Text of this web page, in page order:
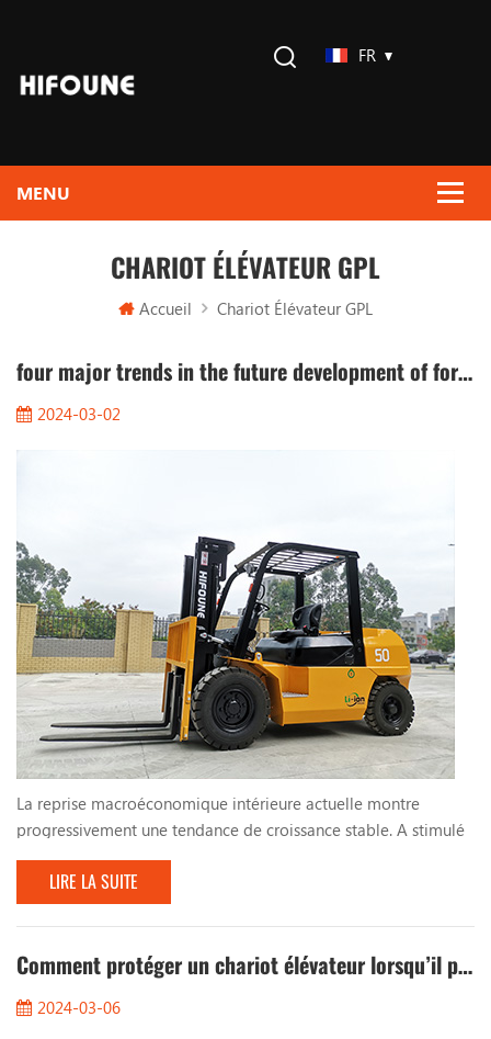
FR
CHARIOT ÉLÉVATEUR GPL
Accueil Chariot Élévateur GPL
four major trends in the future development of forklifts
2024-03-02
La reprise macroéconomique intérieure actuelle montre
progressivement une tendance de croissance stable. A stimulé
la demande de chariots élévateurs. Les politiques budgétaires
actives et la construction d'infrastructures mises en œuvre par
le pays ont maintenu un taux de croissance élevé, ce qui
pousse l'industrie du chariot élévateur à accélérer sa
croissance. Aujourd'hui, Ryan vous présentera l...
LIRE LA SUITE
Comment protéger un chariot élévateur lorsqu’il pleut ?
2024-03-06